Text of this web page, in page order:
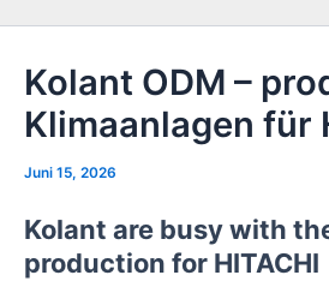
Kolant ODM –
Klimaanlagen für
Juni 15, 2026
Kolant are busy with
production for HITACHI